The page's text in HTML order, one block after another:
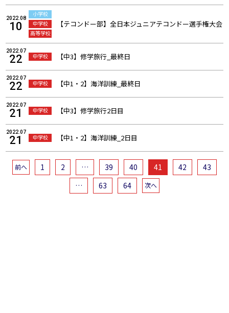
2022.08
10
小学校
中学校
高等学校
【テコンドー部】全日本ジュニアテコンドー選手権大会
2022.07
22 中学校 【中3】修学旅行_最終日
2022.07
22 中学校 【中1・2】海洋訓練_最終日
2022.07
21 中学校 【中3】修学旅行2日目
2022.07
21 中学校 【中1・2】海洋訓練_2日目
前へ 1 2 … 39 40 41 42
43
…
63 64 次へ